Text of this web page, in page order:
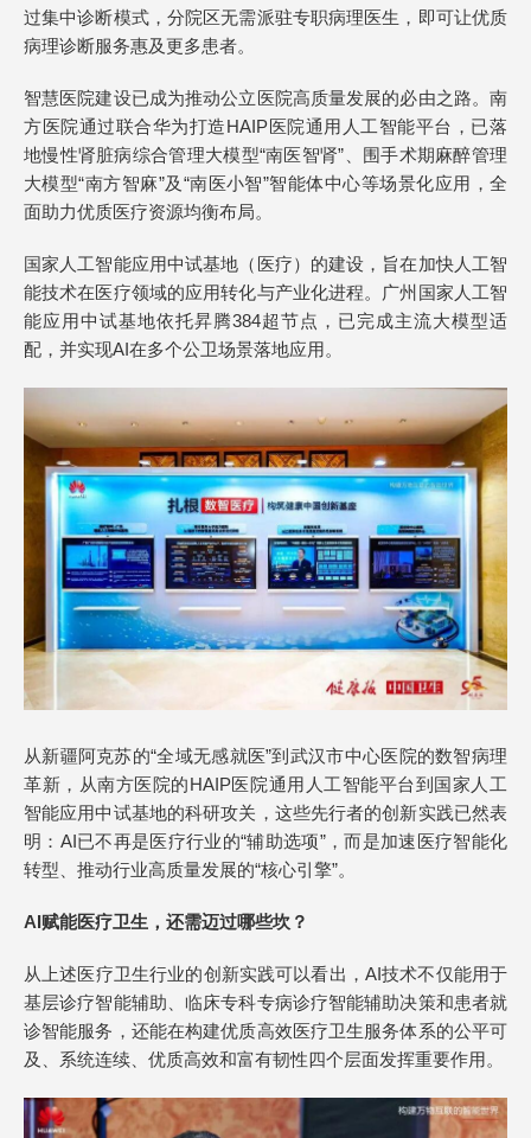
过集中诊断模式，分院区无需派驻专职病理医生，即可让优质
病理诊断服务惠及更多患者。
智慧医院建设已成为推动公立医院高质量发展的必由之路。南
方医院通过联合华为打造HAIP医院通用人工智能平台，已落
地慢性肾脏病综合管理大模型“南医智肾”、围手术期麻醉管理
大模型“南方智麻”及“南医小智”智能体中心等场景化应用，全
面助力优质医疗资源均衡布局。
国家人工智能应用中试基地（医疗）的建设，旨在加快人工智
能技术在医疗领域的应用转化与产业化进程。广州国家人工智
能应用中试基地依托昇腾384超节点，已完成主流大模型适
配，并实现AI在多个公卫场景落地应用。
从新疆阿克苏的“全域无感就医”到武汉市中心医院的数智病理
革新，从南方医院的HAIP医院通用人工智能平台到国家人工
智能应用中试基地的科研攻关，这些先行者的创新实践已然表
明：AI已不再是医疗行业的“辅助选项”，而是加速医疗智能化
转型、推动行业高质量发展的“核心引擎”。
AI赋能医疗卫生，还需迈过哪些坎？
从上述医疗卫生行业的创新实践可以看出，AI技术不仅能用于
基层诊疗智能辅助、临床专科专病诊疗智能辅助决策和患者就
诊智能服务，还能在构建优质高效医疗卫生服务体系的公平可
及、系统连续、优质高效和富有韧性四个层面发挥重要作用。